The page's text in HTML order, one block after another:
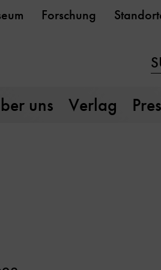
Forschung
uns Verlag